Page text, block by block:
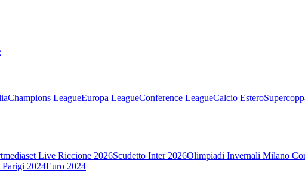
Champions LeagueEuropa LeagueConference LeagueCalcio Estero
Live Riccione 2026Scudetto Inter 2026Olimpiadi Invernali Milano
2024Euro 2024